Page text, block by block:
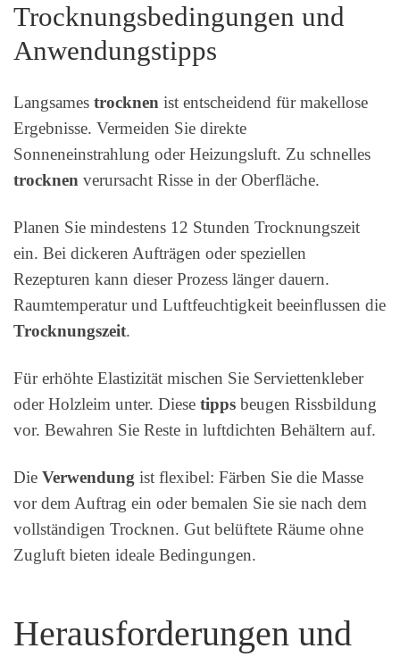
Trocknungsbedingungen und
Anwendungstipps
Langsames trocknen ist entscheidend für makellose
Ergebnisse. Vermeiden Sie direkte
Sonneneinstrahlung oder Heizungsluft. Zu schnelles
trocknen verursacht Risse in der Oberfläche.
Planen Sie mindestens 12 Stunden Trocknungszeit
ein. Bei dickeren Aufträgen oder speziellen
Rezepturen kann dieser Prozess länger dauern.
Raumtemperatur und Luftfeuchtigkeit beeinflussen die
Trocknungszeit.
Für erhöhte Elastizität mischen Sie Serviettenkleber
oder Holzleim unter. Diese tipps beugen Rissbildung
vor. Bewahren Sie Reste in luftdichten Behältern auf.
Die Verwendung ist flexibel: Färben Sie die Masse
vor dem Auftrag ein oder bemalen Sie sie nach dem
vollständigen Trocknen. Gut belüftete Räume ohne
Zugluft bieten ideale Bedingungen.
Herausforderungen und